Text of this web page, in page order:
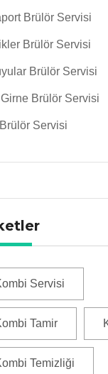
Brülör Servisi
Brülör Servisi
Brülör Servisi
Brülör Servisi
Servisi
Servisi
Tamir
Temizliği